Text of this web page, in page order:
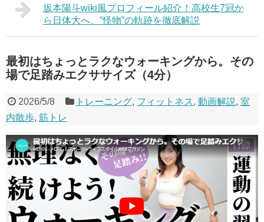
坂本陽斗wiki風プロフィール紹介！高校生7冠か
ら日体大へ、”怪物”の軌跡を徹底解説
最初はちょっとラクなウォーキングから。その
場で足踏みエクササイズ（4分）
2026/5/8 トレーニング, フィットネス,動画解説,室
内散歩, 筋トレ